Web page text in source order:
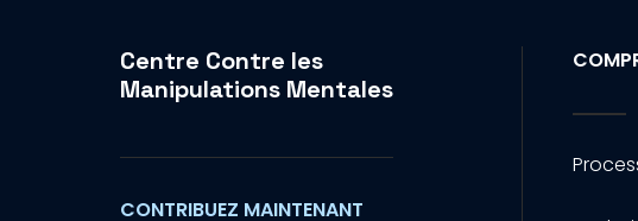
Centre Contre les
Manipulations Mentales
CONTRIBUEZ MAINTENANT